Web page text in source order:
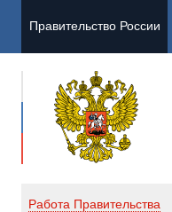
Правительство России
Работа Правительства